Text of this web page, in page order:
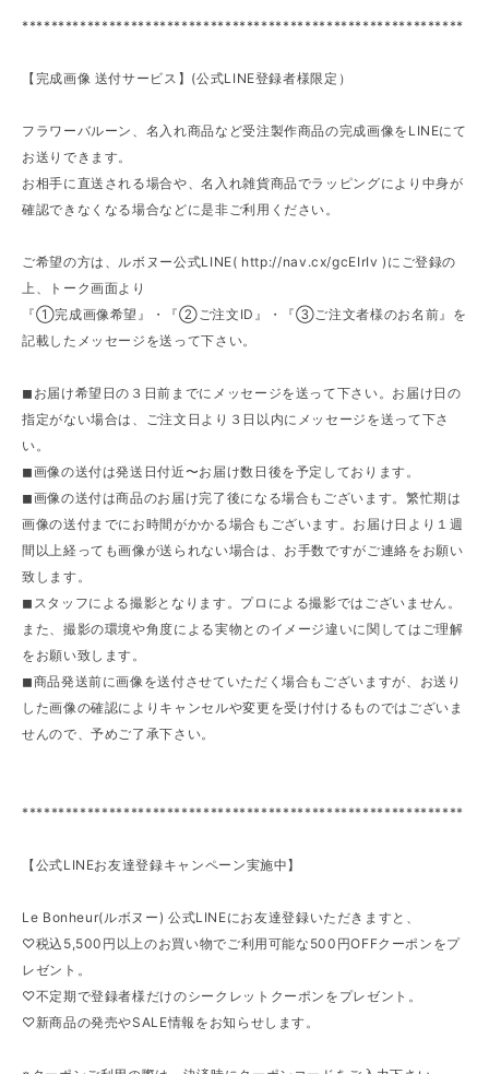
*************************************************************
【完成画像 送付サービス】(公式LINE登録者様限定）
フラワーバルーン、名入れ商品など受注製作商品の完成画像をLINEにて
お送りできます。
お相手に直送される場合や、名入れ雑貨商品でラッピングにより中身が
確認できなくなる場合などに是非ご利用ください。
ご希望の方は、ルボヌー公式LINE( http://nav.cx/gcEIrIv )にご登録の
上、トーク画面より
『①完成画像希望』・『②ご注文ID』・『③ご注文者様のお名前』を
記載したメッセージを送って下さい。
◼︎お届け希望日の３日前までにメッセージを送って下さい。お届け日の
指定がない場合は、ご注文日より３日以内にメッセージを送って下さ
い。
◼︎画像の送付は発送日付近〜お届け数日後を予定しております。
◼︎画像の送付は商品のお届け完了後になる場合もございます。繁忙期は
画像の送付までにお時間がかかる場合もございます。お届け日より１週
間以上経っても画像が送られない場合は、お手数ですがご連絡をお願い
致します。
◼︎スタッフによる撮影となります。プロによる撮影ではございません。
また、撮影の環境や角度による実物とのイメージ違いに関してはご理解
をお願い致します。
◼︎商品発送前に画像を送付させていただく場合もございますが、お送り
した画像の確認によりキャンセルや変更を受け付けるものではございま
せんので、予めご了承下さい。
*************************************************************
【公式LINEお友達登録キャンペーン実施中】
Le Bonheur(ルボヌー) 公式LINEにお友達登録いただきますと、
♡税込5,500円以上のお買い物でご利用可能な500円OFFクーポンをプ
レゼント。
♡不定期で登録者様だけのシークレットクーポンをプレゼント。
♡新商品の発売やSALE情報をお知らせします。